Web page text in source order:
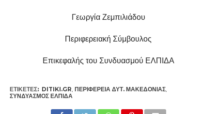
Γεωργία Ζεμπιλιάδου
Περιφερειακή Σύμβουλος
Επικεφαλής του Συνδυασμού ΕΛΠΙΔΑ
ΕΤΙΚΕΤΕΣ: DITIKI.GR, ΠΕΡΙΦΈΡΕΙΑ ΔΥΤ. ΜΑΚΕΔΟΝΊΑΣ,
ΣΥΝΔΥΑΣΜΌΣ ΕΛΠΙΔΑ